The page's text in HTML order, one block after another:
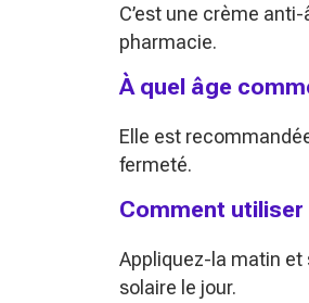
C’est une crème
pharmacie.
À quel âge
Elle est
fermeté.
Comment
Appliquez-la matin et
solaire le jour.